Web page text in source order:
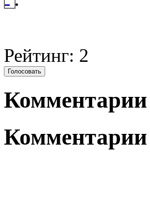
Рейтинг: 2
Комментарии